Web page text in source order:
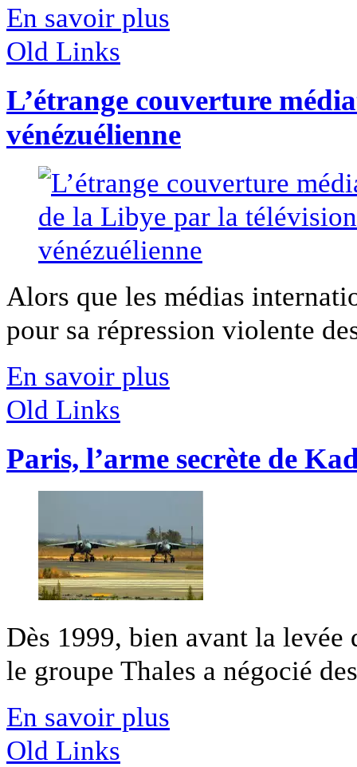
En savoir plus
Old Links
L’étrange couverture
vénézuélienne
Alors que les médias
pour sa répression violente
En savoir plus
Old Links
Paris, l’arme secrète de
Dès 1999, bien avant la levée
le groupe Thales a négocié
En savoir plus
Old Links